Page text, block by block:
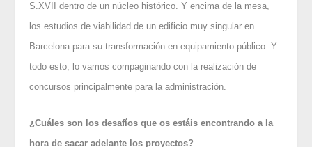
S.XVII dentro de un núcleo histórico. Y encima de la mesa,
los estudios de viabilidad de un edificio muy singular en
Barcelona para su transformación en equipamiento público. Y
todo esto, lo vamos compaginando con la realización de
concursos principalmente para la administración.
¿Cuáles son los desafíos que os estáis encontrando a la
hora de sacar adelante los proyectos?